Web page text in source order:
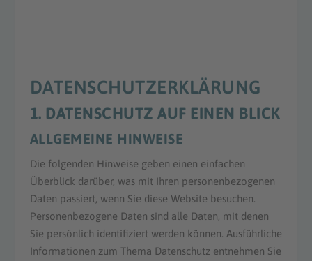
DATENSCHUTZ­ERKLÄRUNG
1. DATENSCHUTZ AUF EINEN BLICK
ALLGEMEINE HINWEISE
Die folgenden Hinweise geben einen einfachen
Überblick darüber, was mit Ihren personenbezogenen
Daten passiert, wenn Sie diese Website besuchen.
Personenbezogene Daten sind alle Daten, mit denen
Sie persönlich identifiziert werden können. Ausführliche
Informationen zum Thema Datenschutz entnehmen Sie